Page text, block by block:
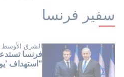
سفير فرنسا
الشرق الأوسط
فرنسا
"استهداف